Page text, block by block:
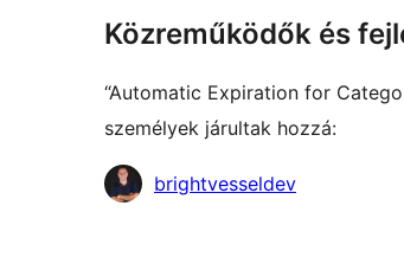
Közreműködők és
“Automatic Expiration for
személyek járultak hozzá:
Közreműködők
brightvesseldev